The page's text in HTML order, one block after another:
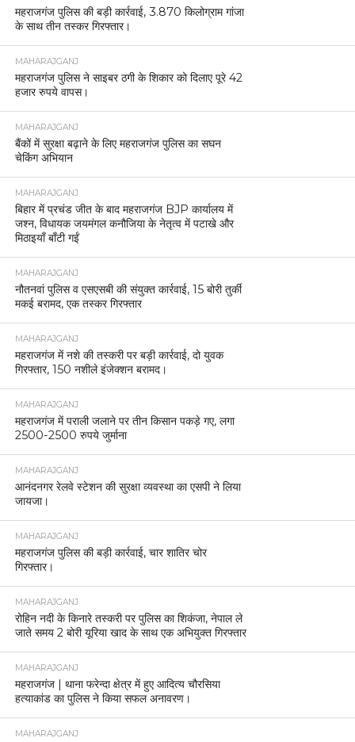
महराजगंज पुलिस की बड़ी कार्रवाई, 3.870 किलोग्राम गांजा
के साथ तीन तस्कर गिरफ्तार।
MAHARAJGANJ
महराजगंज पुलिस ने साइबर ठगी के शिकार को दिलाए पूरे 42
हजार रुपये वापस।
MAHARAJGANJ
बैंकों में सुरक्षा बढ़ाने के लिए महराजगंज पुलिस का सघन
चेकिंग अभियान
MAHARAJGANJ
बिहार में प्रचंड जीत के बाद महराजगंज BJP कार्यालय में
जश्न, विधायक जयमंगल कनौजिया के नेतृत्व में पटाखे और
मिठाइयाँ बाँटी गईं
MAHARAJGANJ
नौतनवां पुलिस व एसएसबी की संयुक्त कार्रवाई, 15 बोरी तुर्की
मकई बरामद, एक तस्कर गिरफ्तार
MAHARAJGANJ
महराजगंज में नशे की तस्करी पर बड़ी कार्रवाई, दो युवक
गिरफ्तार, 150 नशीले इंजेक्शन बरामद।
MAHARAJGANJ
महराजगंज में पराली जलाने पर तीन किसान पकड़े गए, लगा
2500-2500 रुपये जुर्माना
MAHARAJGANJ
आनंदनगर रेलवे स्टेशन की सुरक्षा व्यवस्था का एसपी ने लिया
जायजा।
MAHARAJGANJ
महराजगंज पुलिस की बड़ी कार्रवाई, चार शातिर चोर
गिरफ्तार।
MAHARAJGANJ
रोहिन नदी के किनारे तस्करी पर पुलिस का शिकंजा, नेपाल ले
जाते समय 2 बोरी यूरिया खाद के साथ एक अभियुक्त गिरफ्तार
MAHARAJGANJ
महराजगंज | थाना फरेन्दा क्षेत्र में हुए आदित्य चौरसिया
हत्याकांड का पुलिस ने किया सफल अनावरण।
MAHARAJGANJ